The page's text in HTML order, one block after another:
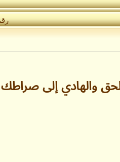
والهادي إلى